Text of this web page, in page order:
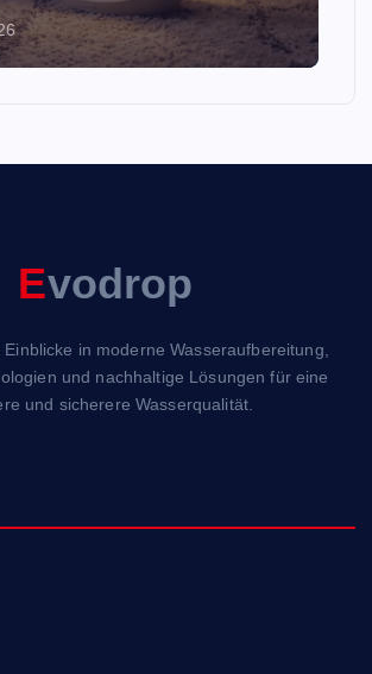
Evodrop
Einblicke in moderne Wasseraufbereitung,
und nachhaltige Lösungen für eine
und sicherere Wasserqualität.